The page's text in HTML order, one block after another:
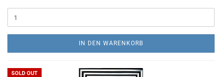
IN DEN WARENKORB
SOLD OUT